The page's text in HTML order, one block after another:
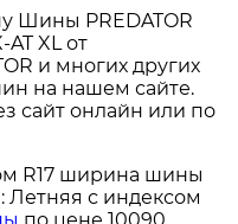
Шины PREDATOR
AT XL от
и многих других
на нашем сайте.
сайт онлайн или по
R17 ширина шины
Летняя с индексом
по цене 10090